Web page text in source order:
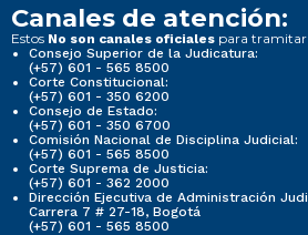
Canales de atención:
Estos No son canales oficiales para tramitar
Consejo Superior de la Judicatura:
(+57) 601 - 565 8500
Corte Constitucional:
(+57) 601 - 350 6200
Consejo de Estado:
(+57) 601 - 350 6700
Comisión Nacional de Disciplina Judicial:
(+57) 601 - 565 8500
Corte Suprema de Justicia:
(+57) 601 - 362 2000
Dirección Ejecutiva de Administración
Carrera 7 # 27-18, Bogotá
(+57) 601 - 565 8500